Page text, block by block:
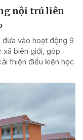
nội trú liên
vào hoạt động 9
xã biên giới, góp
thiện điều kiện học